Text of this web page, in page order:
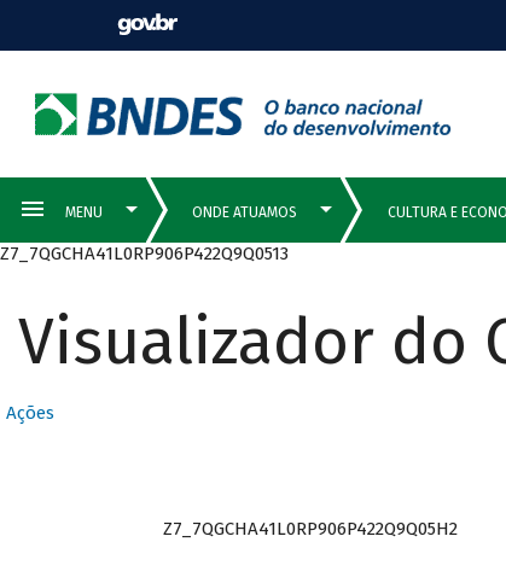
Z7_7QGCHA41L0RP906P422Q9Q0513
Visualizador do
Ações
Z7_7QGCHA41L0RP906P422Q9Q05H2